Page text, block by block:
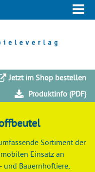
Jetzt im Shop bestellen
Produktinfo (PDF)
Sortiment der
Einsatz an
und Bauernhoftiere,